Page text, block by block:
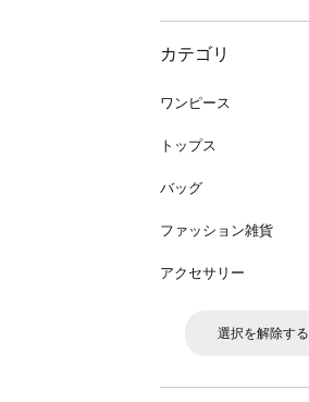
カテゴリ
ワンピース
トップス
バッグ
ファッション雑貨
アクセサリー
選択を解除する